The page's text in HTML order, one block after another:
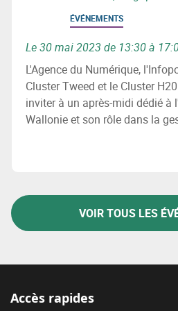
ÉVÉNEMENTS
Le 30 mai 2023 de 13:30 à
L'Agence du Numérique,
Cluster Tweed et le Cluster
inviter à un après-midi dédié à
Wallonie et son rôle dans la
VOIR TOUS LES
Accès rapides